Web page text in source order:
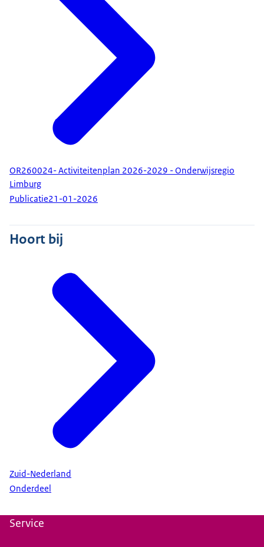
OR260024- Activiteitenplan 2026-2029 - Onderwijsregio
Limburg
Publicatie21-01-2026
Hoort bij
Zuid-Nederland
Onderdeel
Service